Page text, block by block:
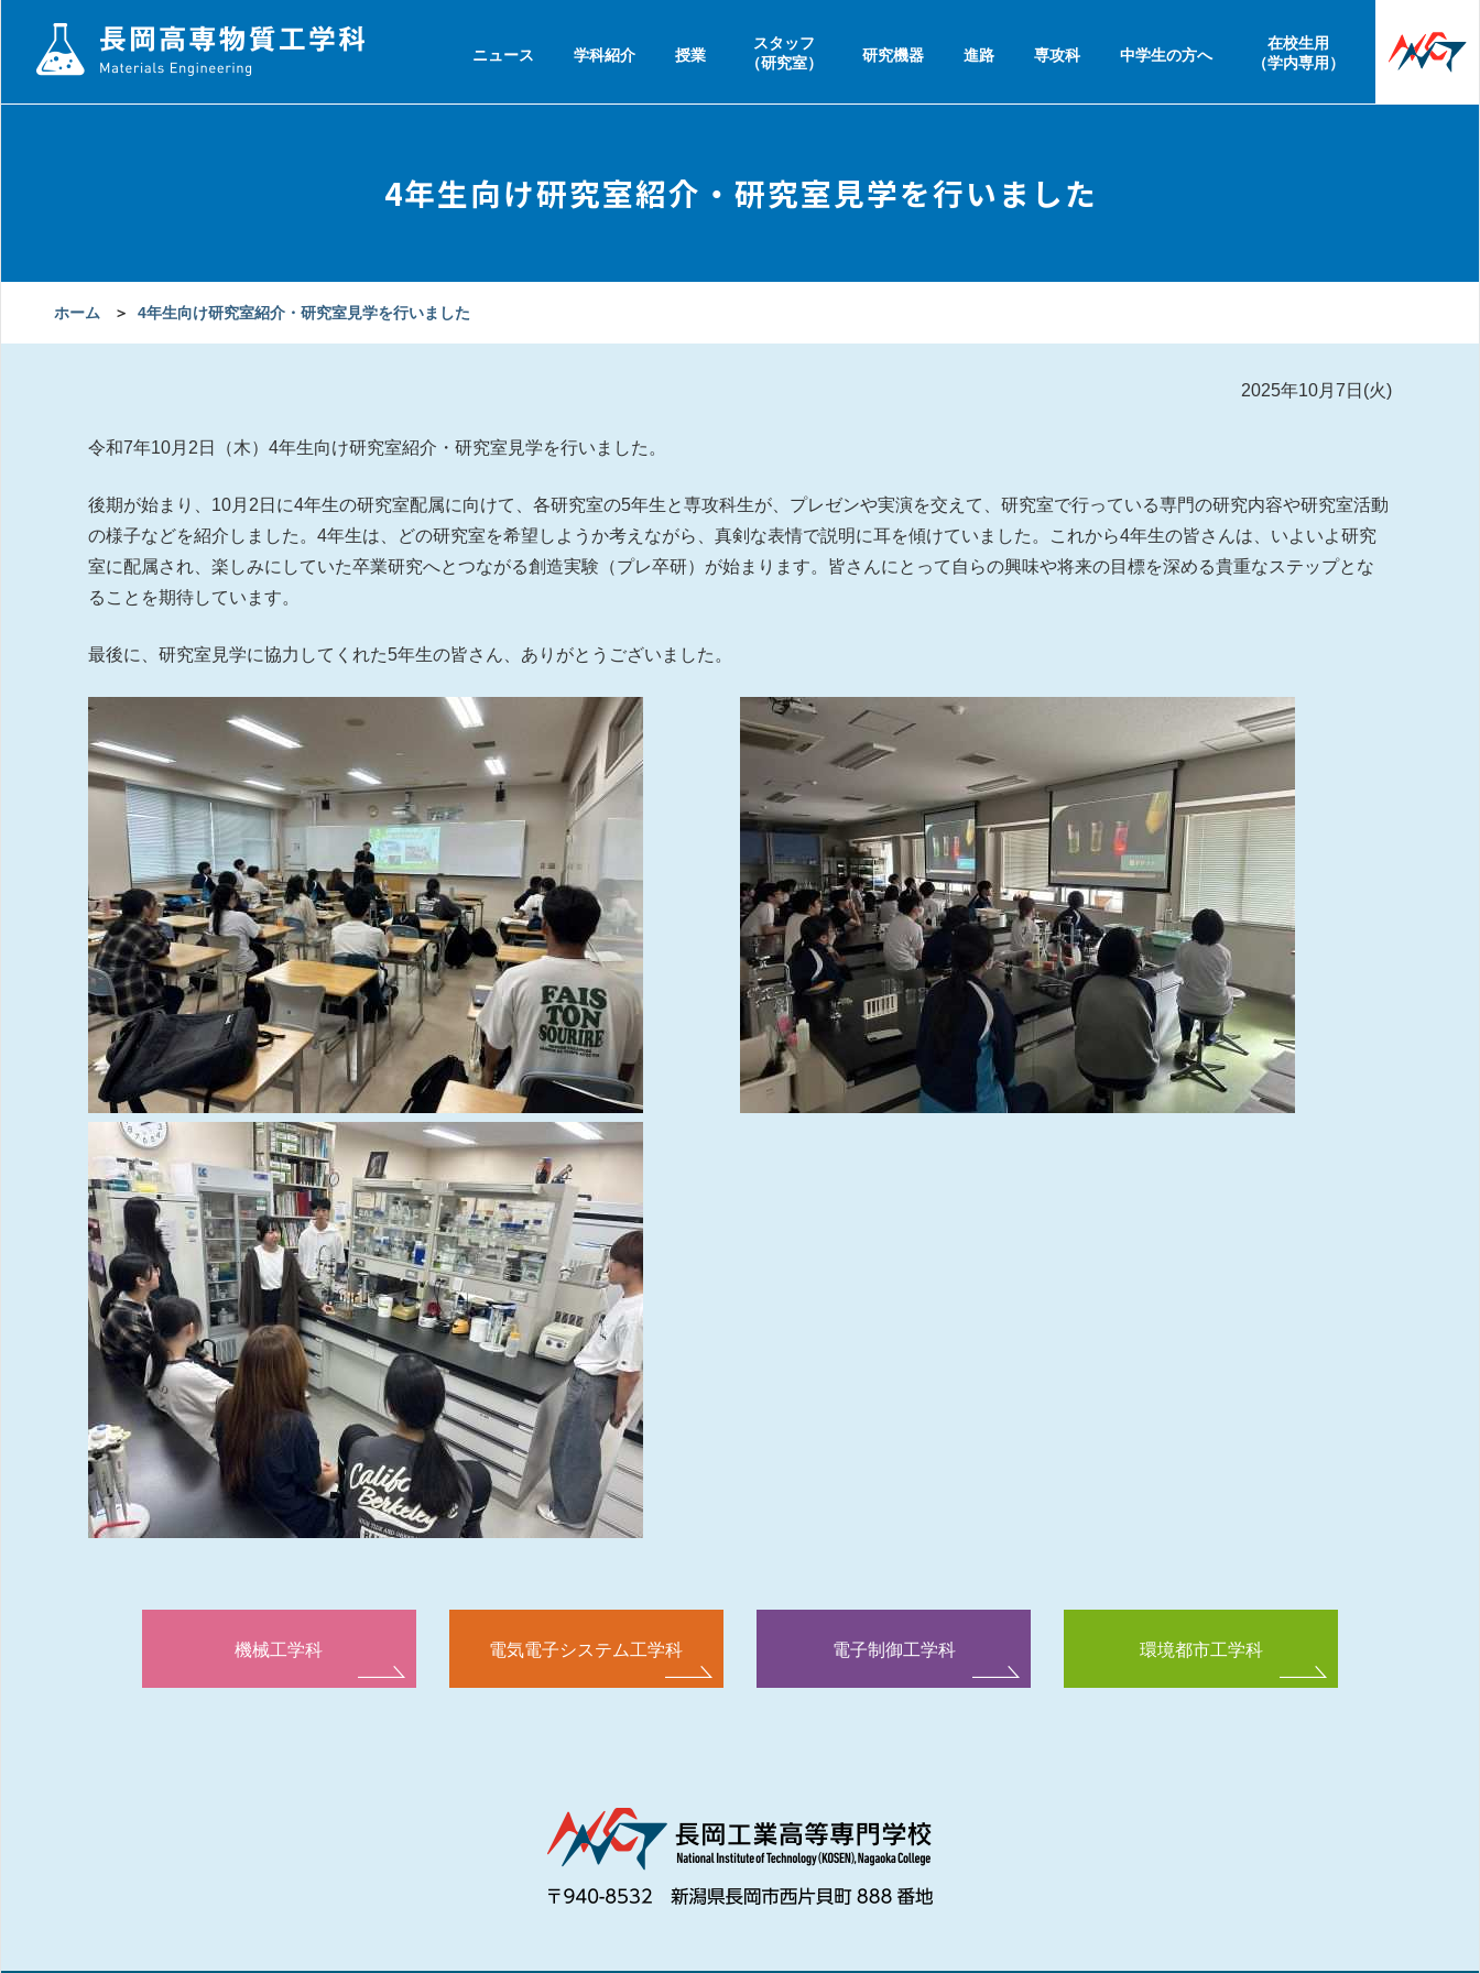
ニュース 学科紹介 授業
スタッフ
（研究室）
研究機器 進路 専攻科 中学生の方へ
在校生用
（学内専用）
4年生向け研究室紹介・研究室見学を行いました
ホーム ＞ 4年生向け研究室紹介・研究室見学を行いました
2025年10月7日(火)
令和7年10月2日（木）4年生向け研究室紹介・研究室見学を行いました。
後期が始まり、10月2日に4年生の研究室配属に向けて、各研究室の5年生と専攻科生が、プレゼンや実演を交えて、研究室で行っている専門の研究内容や研究室活動
の様子などを紹介しました。4年生は、どの研究室を希望しようか考えながら、真剣な表情で説明に耳を傾けていました。これから4年生の皆さんは、いよいよ研究
室に配属され、楽しみにしていた卒業研究へとつながる創造実験（プレ卒研）が始まります。皆さんにとって自らの興味や将来の目標を深める貴重なステップとな
ることを期待しています。
最後に、研究室見学に協力してくれた5年生の皆さん、ありがとうございました。
機械工学科 電気電子システム工学科 電子制御工学科 環境都市工学科